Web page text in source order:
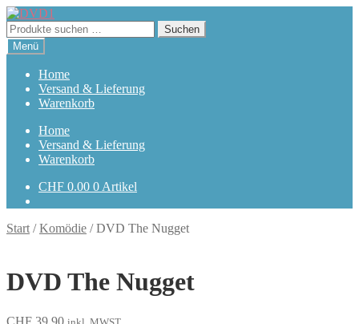
Zur
Navigation
springen
Zum
Inhalt
springen
Suchen
nach:
Suchen
Menü
Home
Versand & Lieferung
Warenkorb
Home
Versand & Lieferung
Warenkorb
CHF 0.00 0 Artikel
Start /Komödie /DVD The Nugget
DVD The Nugget
CHF 39.90